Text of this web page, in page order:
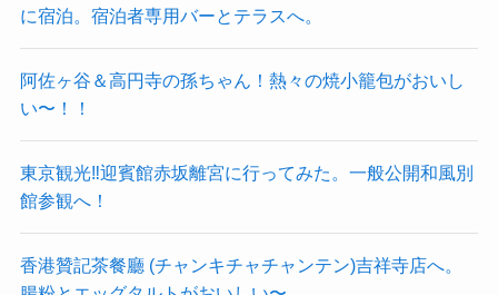
に宿泊。宿泊者専用バーとテラスへ。
阿佐ヶ谷＆高円寺の孫ちゃん！熱々の焼小籠包がおいし
い〜！！
東京観光‼︎迎賓館赤坂離宮に行ってみた。一般公開和風別
館参観へ！
香港贊記茶餐廳 (チャンキチャチャンテン)吉祥寺店へ。